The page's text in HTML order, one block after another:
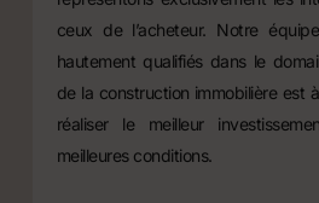
ceux de l’acheteur. Notre
hautement qualifiés dans le
de la construction immobilière est
réaliser le meilleur
meilleures conditions.